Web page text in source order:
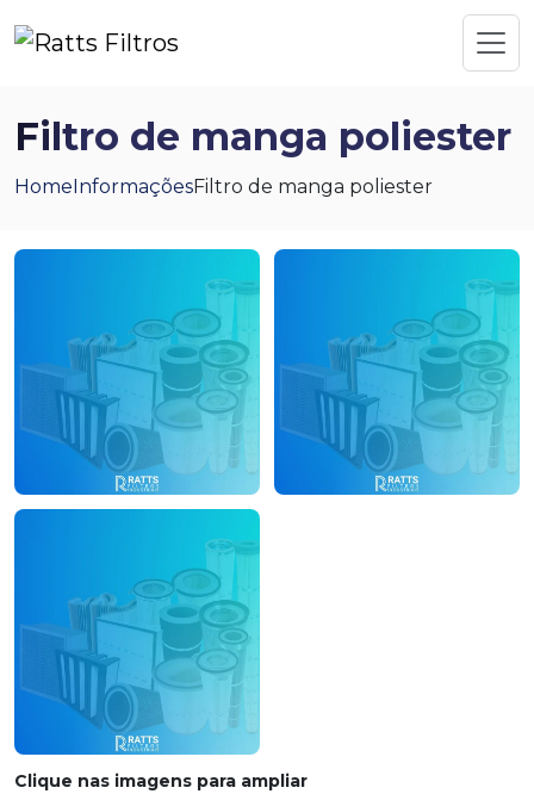
Filtro de manga poliester
Home InformaçõesFiltro de manga poliester
Clique nas imagens para ampliar